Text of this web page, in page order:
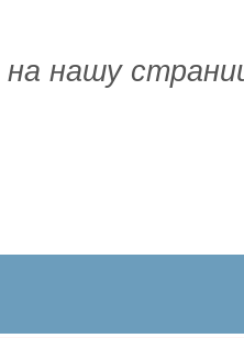
нашу